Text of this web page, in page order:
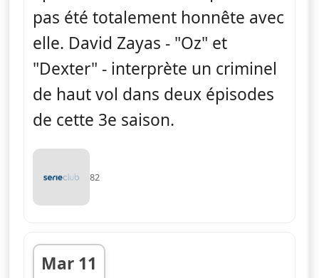
pas été totalement honnête avec
elle. David Zayas - "Oz" et
"Dexter" - interprète un criminel
de haut vol dans deux épisodes
de cette 3e saison.
82
Mar 11